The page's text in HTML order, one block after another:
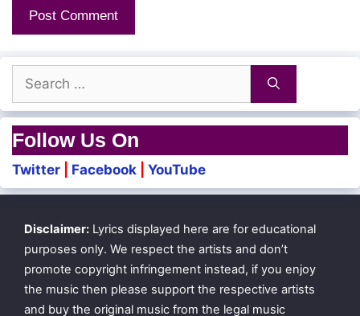
Maasam muppathu
Naalum sikkalu
Enga naan oduveno!
Show my roaddae!
Naan onnu rendu kootti
Kanakkae! kaduppachae!
Yean enna thitturaanga
for:
Follow Us On
Twitter Facebook YouTube
Disclaimer: Lyrics displayed here are for educational
purposes only. We respect the artists and don’t
promote copyright infringement instead, if you enjoy
the music then please support the respective artists
and buy the original music from the legal music